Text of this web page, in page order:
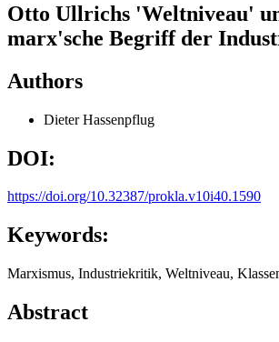
Otto Ullrichs 'Weltniveau'
marx'sche Begriff der
Authors
Dieter Hassenpflug
DOI:
https://doi.org/10.32387/prokla.v10i40.1590
Keywords:
Marxismus, Industriekritik, Weltniveau,
Abstract